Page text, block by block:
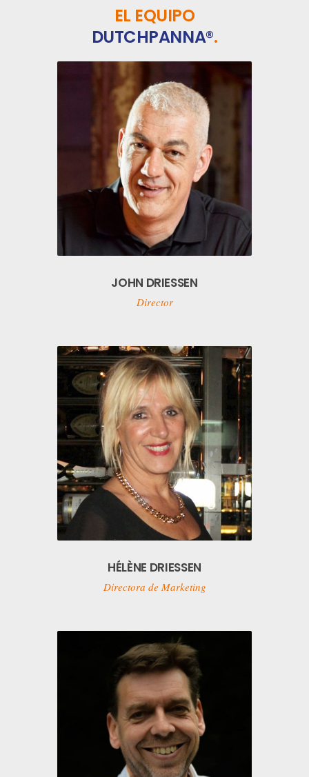
EL EQUIPO
DUTCHPANNA®.
JOHN DRIESSEN
Director
HÉLÈNE DRIESSEN
Directora de Marketing